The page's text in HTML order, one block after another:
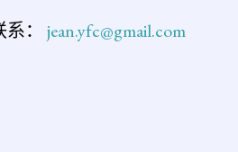
： jean.yfc@gmail.com